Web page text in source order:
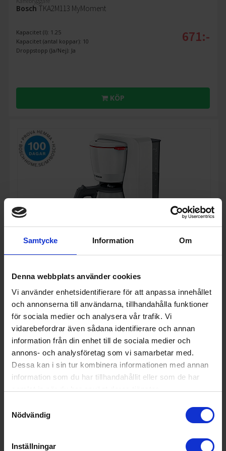
Samtycke Information Om
Denna webbplats använder cookies
Vi använder enhetsidentifierare för att anpassa innehållet
och annonserna till användarna, tillhandahålla funktioner
för sociala medier och analysera vår trafik. Vi
vidarebefordrar även sådana identifierare och annan
information från din enhet till de sociala medier och
annons- och analysföretag som vi samarbetar med.
Dessa kan i sin tur kombinera informationen med annan
information som du har tillhandahållit eller som de har
Nödvändig
Inställningar
Bosch TKA2M113 MyMoment
Kapacitet (l): 1.25
Kapacitet (antal koppar): 10
Droppstopp (Ja/Nej): Ja
671:-
KÖP
Kaffebryggare
BoschTKA3M131 MyMoment
Kapacitet (antal koppar): 10
Droppstopp (Ja/Nej): Ja
844:-